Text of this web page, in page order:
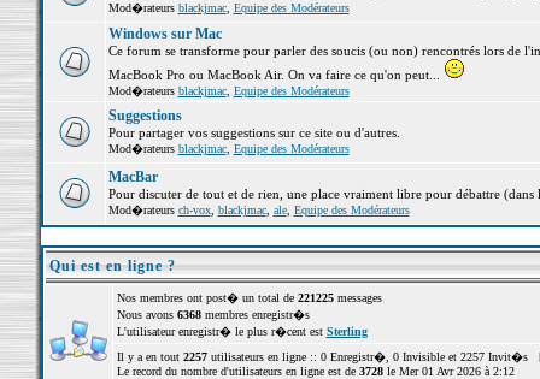
Mod�rateurs blackjmac, Equipe des Modérateurs
Windows sur Mac
Ce forum se transforme pour parler des soucis (ou non) rencontrés lors de
MacBook Pro ou MacBook Air. On va faire ce qu'on peut...
Mod�rateurs blackjmac, Equipe des Modérateurs
Suggestions
Pour partager vos suggestions sur ce site ou d'autres.
Mod�rateurs blackjmac, Equipe des Modérateurs
MacBar
Pour discuter de tout et de rien, une place vraiment libre pour débattre (dans
Mod�rateurs ch-vox, blackjmac, ale, Equipe des Modérateurs
Qui est en ligne ?
Nos membres ont post� un total de 221225messages
Nous avons 6368membres enregistr�s
L'utilisateur enregistr� le plus r�cent est Sterling
Il y a en tout 2257utilisateurs en ligne :: 0 Enregistr�, 0 Invisible et 2257 Invit�s
Le record du nombre d'utilisateurs en ligne est de 3728le Mer 01 Avr 2026 à 2:12